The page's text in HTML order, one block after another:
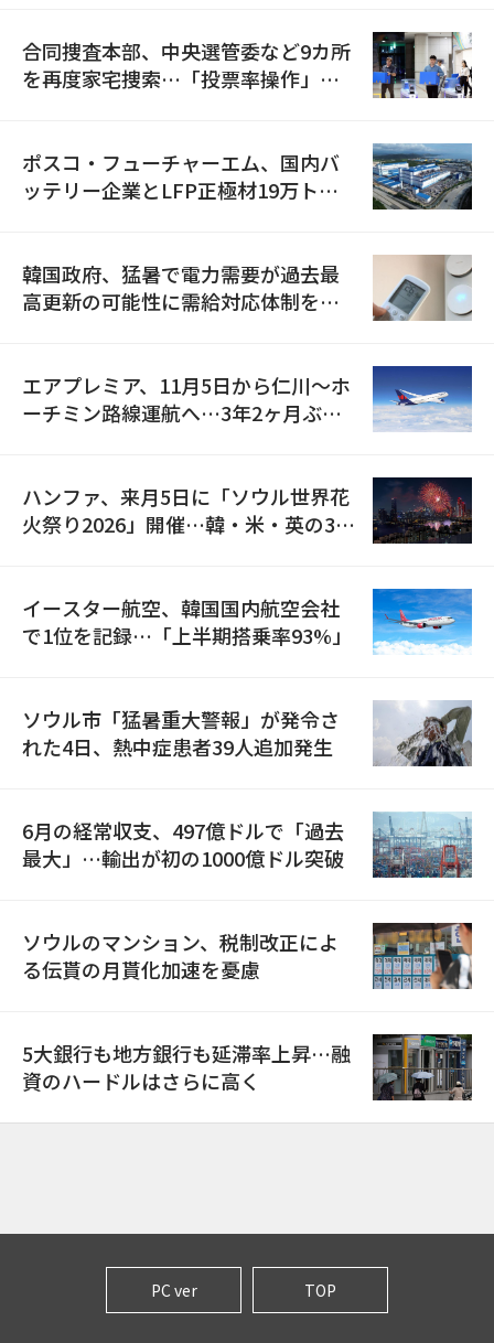
合同捜査本部、中央選管委など9カ所
を再度家宅捜索…「投票率操作」の
ポスコ・フューチャーエム、国内バ
ッテリー企業とLFP正極材19万トン
韓国政府、猛暑で電力需要が過去最
高更新の可能性に需給対応体制を点
エアプレミア、11月5日から仁川〜ホ
ーチミン路線運航へ…3年2ヶ月ぶり
ハンファ、来月5日に「ソウル世界花
火祭り2026」開催…韓・米・英の3カ
イースター航空、韓国国内航空会社
で1位を記録…「上半期搭乗率93%」
ソウル市「猛暑重大警報」が発令さ
れた4日、熱中症患者39人追加発生
6月の経常収支、497億ドルで「過去
最大」…輸出が初の1000億ドル突破
ソウルのマンション、税制改正によ
る伝貰の月貰化加速を憂慮
5大銀行も地方銀行も延滞率上昇…融
資のハードルはさらに高く
PC ver TOP